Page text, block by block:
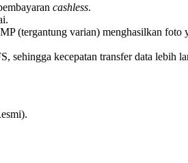
cashless.
(tergantung varian) menghasilkan foto
sehingga kecepatan transfer data lebih